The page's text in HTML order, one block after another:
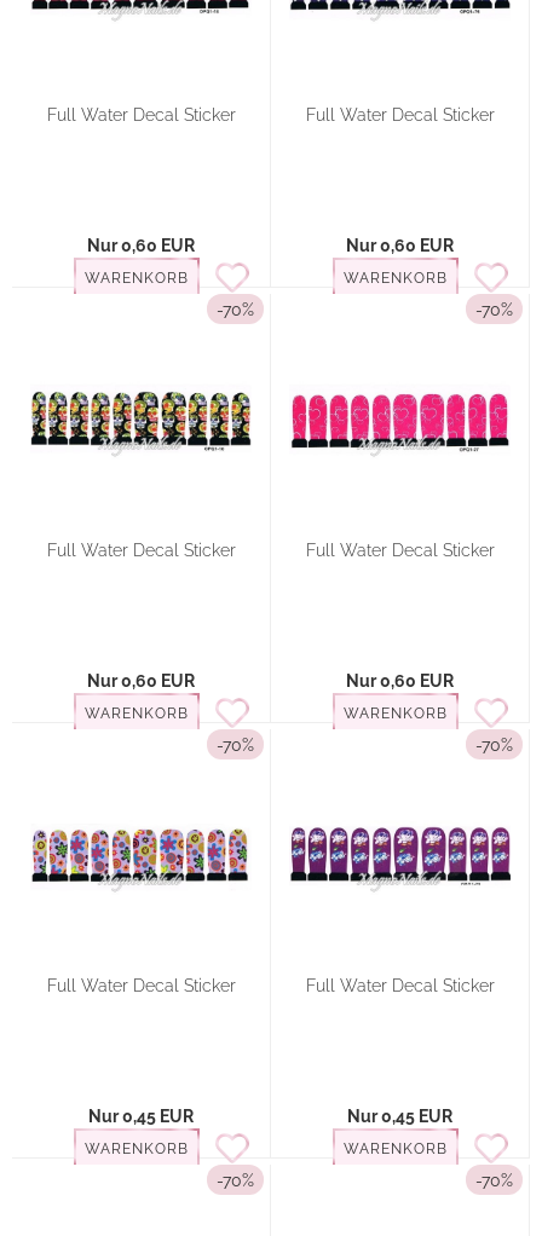
Full Water Decal Sticker
Nur 0,60 EUR
WARENKORB
Full Water Decal Sticker
Nur 0,60 EUR
WARENKORB
-70%
Full Water Decal Sticker
Nur 0,60 EUR
WARENKORB
-70%
Full Water Decal Sticker
Nur 0,60 EUR
WARENKORB
-70%
Full Water Decal Sticker
Nur 0,45 EUR
WARENKORB
-70%
Full Water Decal Sticker
Nur 0,45 EUR
WARENKORB
-70% -70%